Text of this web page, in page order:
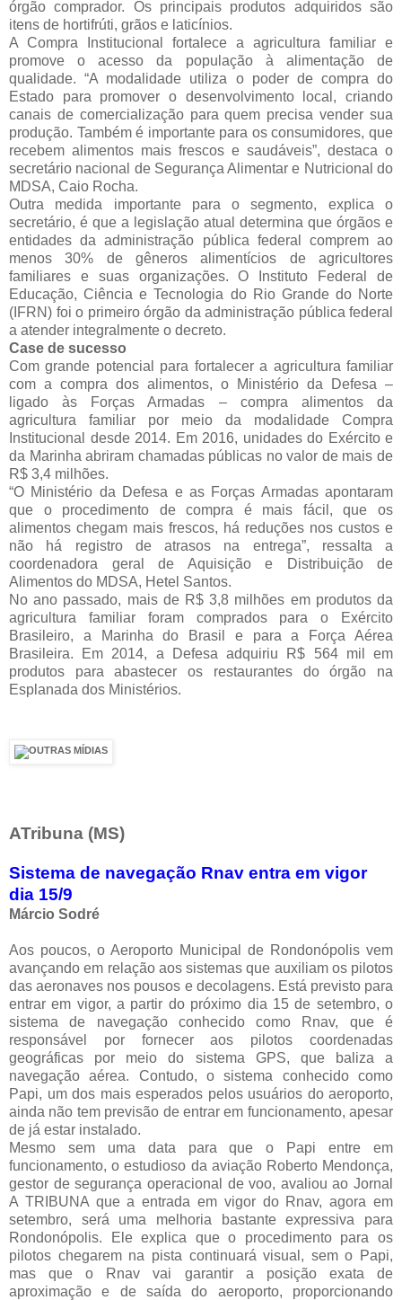
órgão comprador. Os principais produtos adquiridos são
itens de hortifrúti, grãos e laticínios.
A Compra Institucional fortalece a agricultura familiar e
promove o acesso da população à alimentação de
qualidade. “A modalidade utiliza o poder de compra do
Estado para promover o desenvolvimento local, criando
canais de comercialização para quem precisa vender sua
produção. Também é importante para os consumidores, que
recebem alimentos mais frescos e saudáveis”, destaca o
secretário nacional de Segurança Alimentar e Nutricional do
MDSA, Caio Rocha.
Outra medida importante para o segmento, explica o
secretário, é que a legislação atual determina que órgãos e
entidades da administração pública federal comprem ao
menos 30% de gêneros alimentícios de agricultores
familiares e suas organizações. O Instituto Federal de
Educação, Ciência e Tecnologia do Rio Grande do Norte
(IFRN) foi o primeiro órgão da administração pública federal
a atender integralmente o decreto.
Case de sucesso
Com grande potencial para fortalecer a agricultura familiar
com a compra dos alimentos, o Ministério da Defesa –
ligado às Forças Armadas – compra alimentos da
agricultura familiar por meio da modalidade Compra
Institucional desde 2014. Em 2016, unidades do Exército e
da Marinha abriram chamadas públicas no valor de mais de
R$ 3,4 milhões.
“O Ministério da Defesa e as Forças Armadas apontaram
que o procedimento de compra é mais fácil, que os
alimentos chegam mais frescos, há reduções nos custos e
não há registro de atrasos na entrega”, ressalta a
coordenadora geral de Aquisição e Distribuição de
Alimentos do MDSA, Hetel Santos.
No ano passado, mais de R$ 3,8 milhões em produtos da
agricultura familiar foram comprados para o Exército
Brasileiro, a Marinha do Brasil e para a Força Aérea
Brasileira. Em 2014, a Defesa adquiriu R$ 564 mil em
produtos para abastecer os restaurantes do órgão na
Esplanada dos Ministérios.
ATribuna (MS)
Sistema de navegação Rnav entra em vigor
dia 15/9
Márcio Sodré
Aos poucos, o Aeroporto Municipal de Rondonópolis vem
avançando em relação aos sistemas que auxiliam os pilotos
das aeronaves nos pousos e decolagens. Está previsto para
entrar em vigor, a partir do próximo dia 15 de setembro, o
sistema de navegação conhecido como Rnav, que é
responsável por fornecer aos pilotos coordenadas
geográficas por meio do sistema GPS, que baliza a
navegação aérea. Contudo, o sistema conhecido como
Papi, um dos mais esperados pelos usuários do aeroporto,
ainda não tem previsão de entrar em funcionamento, apesar
de já estar instalado.
Mesmo sem uma data para que o Papi entre em
funcionamento, o estudioso da aviação Roberto Mendonça,
gestor de segurança operacional de voo, avaliou ao Jornal
A TRIBUNA que a entrada em vigor do Rnav, agora em
setembro, será uma melhoria bastante expressiva para
Rondonópolis. Ele explica que o procedimento para os
pilotos chegarem na pista continuará visual, sem o Papi,
mas que o Rnav vai garantir a posição exata de
aproximação e de saída do aeroporto, proporcionando